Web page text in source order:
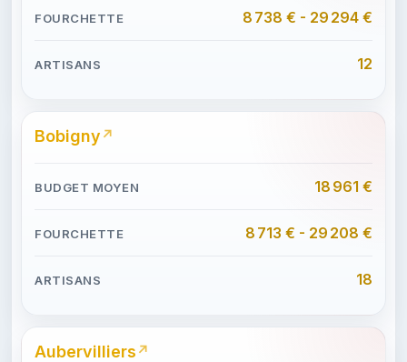
8 738 € - 29 294 €
12
Bobigny
18 961 €
8 713 € - 29 208 €
18
Aubervilliers